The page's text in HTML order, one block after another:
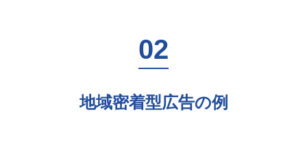
地域密着型広告の例